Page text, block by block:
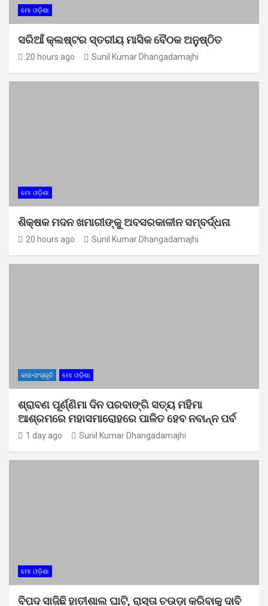
ମୋ ଓଡ଼ିଶା
ସରିଆଁ କ୍ଲଷ୍ଟର ସ୍ତରୀୟ ମାସିକ ବୈଠକ ଅନୁଷ୍ଠିତ
20 hours ago Sunil Kumar Dhangadamajhi
ମୋ ଓଡ଼ିଶା
ଶିକ୍ଷକ ମଦନ ଖମାରୀଙ୍କୁ ଅବସରକାଳୀନ ସମ୍ବର୍ଦ୍ଧନା
20 hours ago Sunil Kumar Dhangadamajhi
କଳା-ସଂସ୍କୃତି ମୋ ଓଡ଼ିଶା
ଶ୍ରାବଣ ପୂର୍ଣ୍ଣିମା ଦିନ ପରବାଙ୍ଗି ସତ୍ୟ ମହିମା
ଆଶ୍ରମରେ ମହାସମାରୋହରେ ପାଳିତ ହେବ ନବାନ୍ନ ପର୍ବ
1 day ago Sunil Kumar Dhangadamajhi
ମୋ ଓଡ଼ିଶା
ବିପଦ ସାଜିଛି ହାତୀଶାଲ ଘାଟି, ରାସ୍ତା ଚଉଡ଼ା କରିବାକୁ ଦାବି